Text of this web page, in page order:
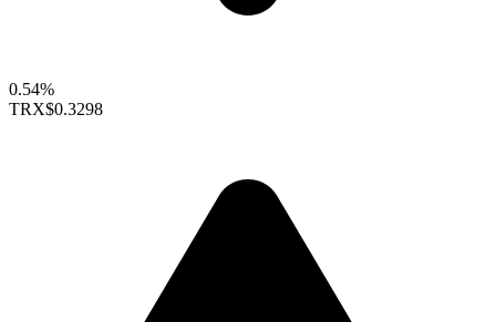
0.54%
TRX$0.3298